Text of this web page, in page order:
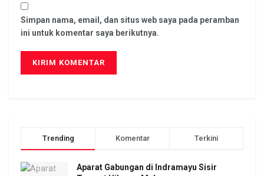
Simpan nama, email, dan situs web saya pada peramban
ini untuk komentar saya berikutnya.
Trending Komentar Terkini
Aparat Gabungan di Indramayu Sisir